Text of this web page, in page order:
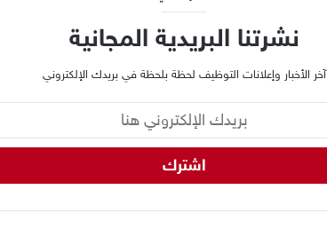
نشرتنا البريدية المجانية
آخر الأخبار وإعلانات التوظيف لحظة بلحظة في بريدك الإلكتروني